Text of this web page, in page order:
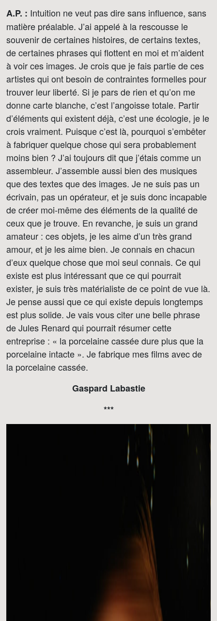
A.P. : Intuition ne veut pas dire sans influence, sans
matière préalable. J’ai appelé à la rescousse le
souvenir de certaines histoires, de certains textes,
de certaines phrases qui flottent en moi et m’aident
à voir ces images. Je crois que je fais partie de ces
artistes qui ont besoin de contraintes formelles pour
trouver leur liberté. Si je pars de rien et qu’on me
donne carte blanche, c’est l’angoisse totale. Partir
d’éléments qui existent déjà, c’est une écologie, je le
crois vraiment. Puisque c’est là, pourquoi s’embêter
à fabriquer quelque chose qui sera probablement
moins bien ? J’ai toujours dit que j’étais comme un
assembleur. J’assemble aussi bien des musiques
que des textes que des images. Je ne suis pas un
écrivain, pas un opérateur, et je suis donc incapable
de créer moi-même des éléments de la qualité de
ceux que je trouve. En revanche, je suis un grand
amateur : ces objets, je les aime d’un très grand
amour, et je les aime bien. Je connais en chacun
d’eux quelque chose que moi seul connais. Ce qui
existe est plus intéressant que ce qui pourrait
exister, je suis très matérialiste de ce point de vue là.
Je pense aussi que ce qui existe depuis longtemps
est plus solide. Je vais vous citer une belle phrase
de Jules Renard qui pourrait résumer cette
entreprise : « la porcelaine cassée dure plus que la
porcelaine intacte ». Je fabrique mes films avec de
la porcelaine cassée.
Gaspard Labastie
***